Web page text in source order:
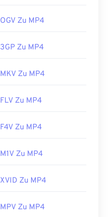
OGV Zu MP4
3GP Zu MP4
MKV Zu MP4
FLV Zu MP4
F4V Zu MP4
M1V Zu MP4
XVID Zu MP4
MPV Zu MP4